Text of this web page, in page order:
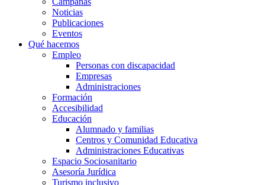
Noticias
Publicaciones
Eventos
Qué hacemos
Empleo
Personas con discapacidad
Empresas
Administraciones
Formación
Accesibilidad
Educación
Alumnado y familias
Centros y Comunidad Educativa
Administraciones Educativas
Espacio Sociosanitario
Asesoría Jurídica
Turismo inclusivo